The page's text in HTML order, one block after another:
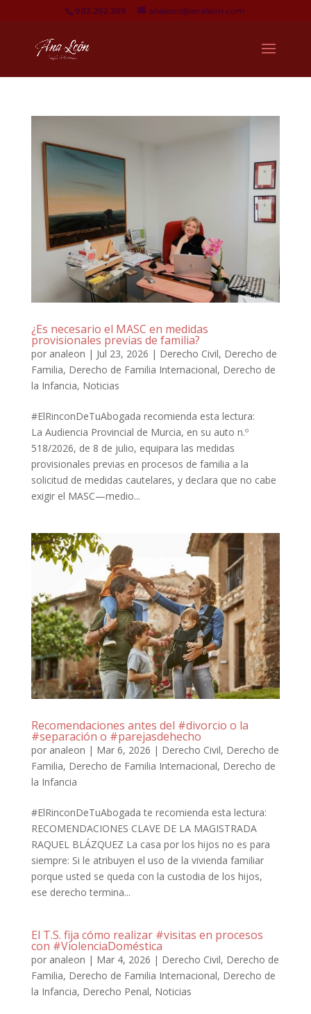
983 262 389 analeon@analeon.com
¿Es necesario el MASC en medidas
provisionales previas de familia?
por analeon | Jul 23, 2026 | Derecho Civil, Derecho de
Familia, Derecho de Familia Internacional, Derecho de
la Infancia, Noticias
#ElRinconDeTuAbogada recomienda esta lectura:
La Audiencia Provincial de Murcia, en su auto n.º
518/2026, de 8 de julio, equipara las medidas
provisionales previas en procesos de familia a la
solicitud de medidas cautelares, y declara que no cabe
exigir el MASC—medio...
Recomendaciones antes del #divorcio o la
#separación o #parejasdehecho
por analeon | Mar 6, 2026 | Derecho Civil, Derecho de
Familia, Derecho de Familia Internacional, Derecho de
la Infancia
#ElRinconDeTuAbogada te recomienda esta lectura:
RECOMENDACIONES CLAVE DE LA MAGISTRADA
RAQUEL BLÁZQUEZ La casa por los hijos no es para
siempre: Si le atribuyen el uso de la vivienda familiar
porque usted se queda con la custodia de los hijos,
ese derecho termina...
El T.S. fija cómo realizar #visitas en procesos
con #ViolenciaDoméstica
por analeon | Mar 4, 2026 | Derecho Civil, Derecho de
Familia, Derecho de Familia Internacional, Derecho de
la Infancia, Derecho Penal, Noticias